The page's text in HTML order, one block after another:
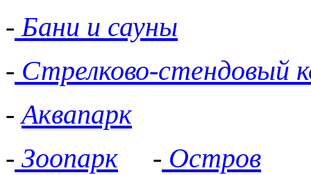
- Бани и сауны
- Стрелково-стендовый
-Аквапарк
- Зоопарк - Остров